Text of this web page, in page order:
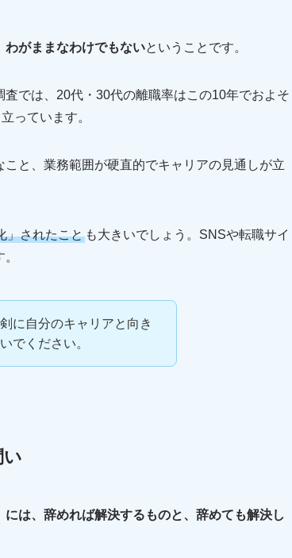
わがままなわけでもないということです。
では、20代・30代の離職率はこの10年でおよそ
っています。
と、業務範囲が硬直的でキャリアの見通しが立
」されたこと も大きいでしょう。SNSや転職サイ
に自分のキャリアと向き
でください。
には、辞めれば解決するものと、辞めても解決し